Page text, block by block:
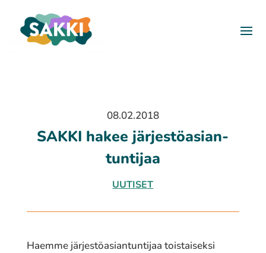
08.02.2018
SAKKI hakee järjes­tö­asian­
tun­ti­jaa
UUTISET
Haemme järjes­tö­asian­tun­ti­jaa tois­tai­sek­si